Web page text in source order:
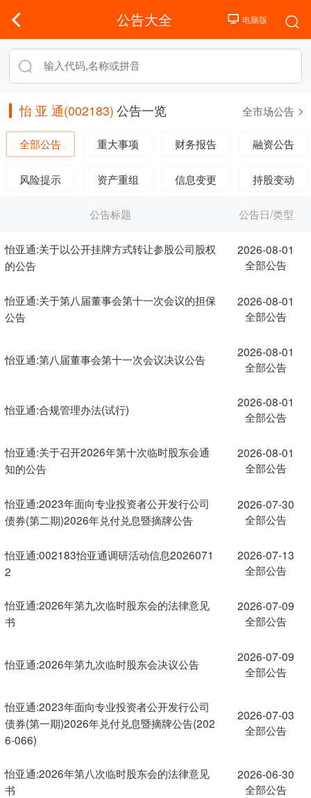
公告大全
怡 亚 通(002183) 公告一览 全市场公告
全部公告 重大事项 财务报告 融资公告
风险提示 资产重组 信息变更 持股变动
公告标题 公告日/类型
怡亚通:关于以公开挂牌方式转让参股公司股权
的公告
2026-08-01
全部公告
怡亚通:关于第八届董事会第十一次会议的担保
公告
2026-08-01
全部公告
怡亚通:第八届董事会第十一次会议决议公告
2026-08-01
全部公告
怡亚通:合规管理办法(试行)
2026-08-01
全部公告
怡亚通:关于召开2026年第十次临时股东会通
知的公告
2026-08-01
全部公告
怡亚通:2023年面向专业投资者公开发行公司
债券(第二期)2026年兑付兑息暨摘牌公告
2026-07-30
全部公告
怡亚通:002183怡亚通调研活动信息2026071
2
2026-07-13
全部公告
怡亚通:2026年第九次临时股东会的法律意见
书
2026-07-09
全部公告
怡亚通:2026年第九次临时股东会决议公告
2026-07-09
全部公告
怡亚通:2023年面向专业投资者公开发行公司
债券(第一期)2026年兑付兑息暨摘牌公告(202
6-066)
2026-07-03
全部公告
怡亚通:2026年第八次临时股东会的法律意见
书
2026-06-30
全部公告